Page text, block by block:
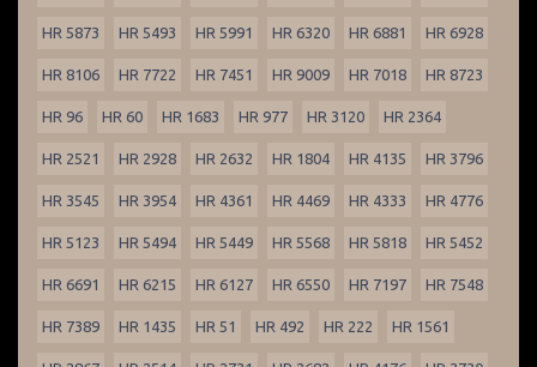
HR 5873 HR 5493 HR 5991 HR 6320 HR 6881 HR 6928
HR 8106 HR 7722 HR 7451 HR 9009 HR 7018 HR 8723
HR 96 HR 60 HR 1683 HR 977 HR 3120 HR 2364
HR 2521 HR 2928 HR 2632 HR 1804 HR 4135 HR 3796
HR 3545 HR 3954 HR 4361 HR 4469 HR 4333 HR 4776
HR 5123 HR 5494 HR 5449 HR 5568 HR 5818 HR 5452
HR 6691 HR 6215 HR 6127 HR 6550 HR 7197 HR 7548
HR 7389 HR 1435 HR 51 HR 492 HR 222 HR 1561